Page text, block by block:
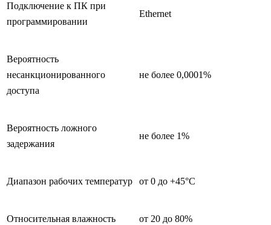
Подключение к ПК при
программировании
Ethernet
Вероятность
несанкционированного
доступа
не более 0,0001%
Вероятность ложного
задержания
не более 1%
Диапазон рабочих температур от 0 до +45°C
Относительная влажность от 20 до 80%